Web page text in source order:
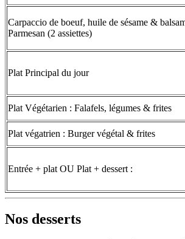
Carpaccio de boeuf, huile de sésame &
Parmesan (2 assiettes)
Plat Principal du jour
Plat Végétarien : Falafels, légumes & frites
Plat végatrien : Burger végétal & frites
Entrée + plat OU Plat + dessert :
Nos desserts